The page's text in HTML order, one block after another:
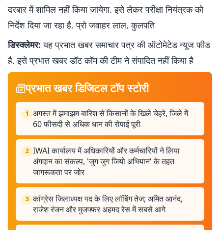
दरबार में शामिल नहीं किया जायेगा. इसे लेकर परीक्षा नियंत्रक को
निर्देश दिया जा रहा है. प्रो जवाहर लाल, कुलपति
डिस्क्लेमर: यह प्रभात खबर समाचार पत्र की ऑटोमेटेड न्यूज फीड
है. इसे प्रभात खबर डॉट कॉम की टीम ने संपादित नहीं किया है
प्रभात खबर डिजिटल टॉप स्टोरी
1 अगस्त में झमाझम बारिश से किसानों के खिले चेहरे, जिले में
60 फीसदी से अधिक धान की रोपाई पूरी
2 IWAI कार्यालय में अधिकारियों और कर्मचारियों ने लिया
अंगदान का संकल्प, 'जुग जुग जियो अभियान' के तहत
जागरूकता पर जोर
3 कांग्रेस जिलाध्यक्ष पद के लिए लॉबिंग तेज; अमित आनंद,
राजेश रंजन और मुजफ्फर अहमद रेस में सबसे आगे